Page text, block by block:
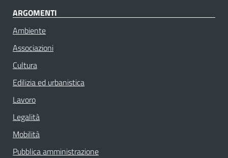
ARGOMENTI
Ambiente
Associazioni
Cultura
Edilizia ed urbanistica
Lavoro
Legalità
Mobilità
Pubblica amministrazione